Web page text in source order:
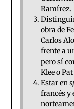
Ramírez.
obra de
Carlos
frente a
pero sí
Klee o
Estar en
francés y